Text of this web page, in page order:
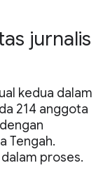
jurnalis
kedua dalam
214 anggota
Tengah.
proses.